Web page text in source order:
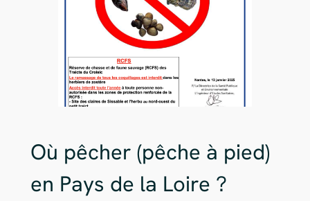
Où pêcher (pêche à pied)
en Pays de la Loire ?